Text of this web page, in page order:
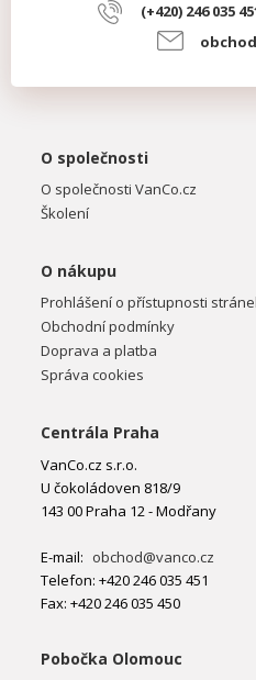
(+420) 246 035
O společnosti
O společnosti VanCo.cz
Školení
O nákupu
Prohlášení o přístupnosti
Obchodní podmínky
Doprava a platba
Správa cookies
Centrála Praha
VanCo.cz s.r.o.
U čokoládoven 818/9
143 00 Praha 12 - Modřany
E-mail: obchod@vanco.cz
Telefon: +420 246 035 451
Fax: +420 246 035 450
Pobočka Olomouc